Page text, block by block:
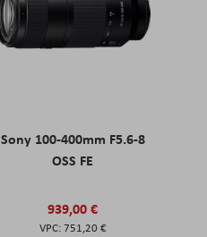
Sony 100-400mm F5.6-8
OSS FE
939,00 €
751,20 €